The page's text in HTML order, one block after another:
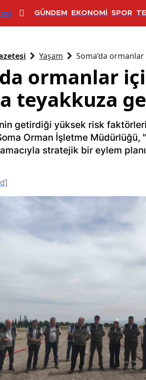
GÜNDEM EKONOMİ SPOR
Yaşam Soma’da
ormanlar
teyakkuza
getirdiği yüksek risk
Orman İşletme Müdürlüğü,
stratejik bir eylem